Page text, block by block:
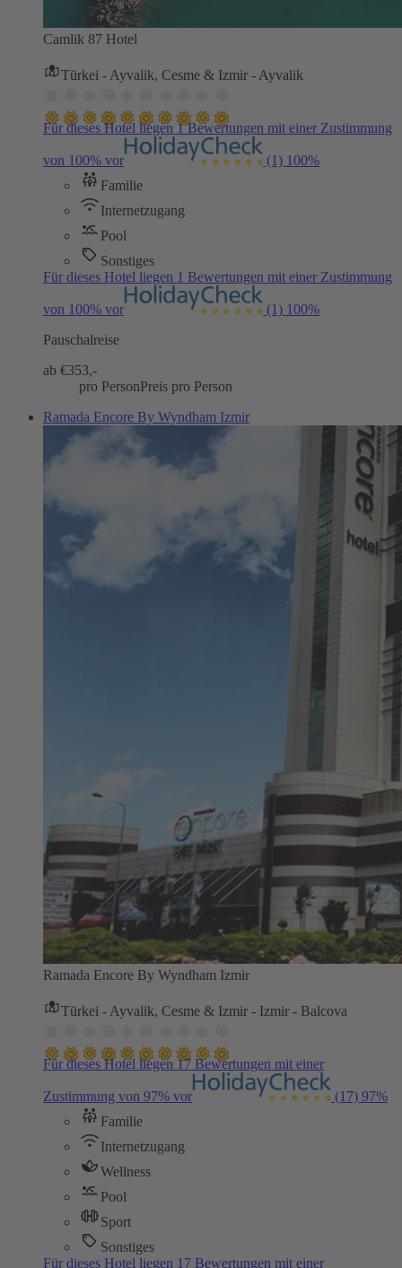
Camlik 87 Hotel
Türkei - Ayvalik, Cesme & Izmir - Ayvalik
Für dieses Hotel liegen 1 Bewertungen mit einer Zustimmung
von 100% vor (1) 100%
Familie
Internetzugang
Pool
Sonstiges
Für dieses Hotel liegen 1 Bewertungen mit einer Zustimmung
von 100% vor (1) 100%
Pauschalreise
ab €353,-
pro PersonPreis pro Person
Ramada Encore By Wyndham Izmir
Ramada Encore By Wyndham Izmir
Türkei - Ayvalik, Cesme & Izmir - Izmir - Balcova
Für dieses Hotel liegen 17 Bewertungen mit einer
Zustimmung von 97% vor (17) 97%
Familie
Internetzugang
Wellness
Pool
Sport
Sonstiges
Für dieses Hotel liegen 17 Bewertungen mit einer